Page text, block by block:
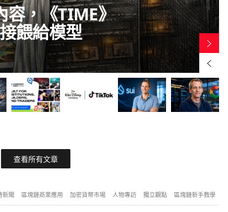
容，《TIME》
餵給模型
查看所有文章
新聞 區塊鏈商業應用 加密貨幣市場 人物專訪 獨立觀點 區塊鏈新手教學